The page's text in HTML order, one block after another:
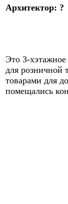
Архитектор: ?
Это 3-
для розничной
товарами для
помещались